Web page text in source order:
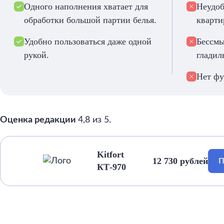
Одного наполнения хватает для
обработки большой партии белья.
Удобно пользоваться даже одной
рукой.
Нет
Оценка редакции 4,8 из 5.
Kitfort
КТ-970
12 730 рублей